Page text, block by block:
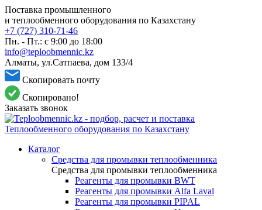
Поставка промышленного
и теплообменного оборудования по Казахстану
+7 (727) 310-71-46
Пн. - Пт.: с 9:00 до 18:00
info@teploobmennic.kz
Алматы, ул.Сатпаева, дом 133/4
Скопировать почту
Скопировано!
Заказать звонок
Каталог
Средства для промывки теплообменника
Средства для промывки теплообменника
Реагенты для промывки BWT
Реагенты для промывки Alfa Laval
Реагенты для промывки PIPAL